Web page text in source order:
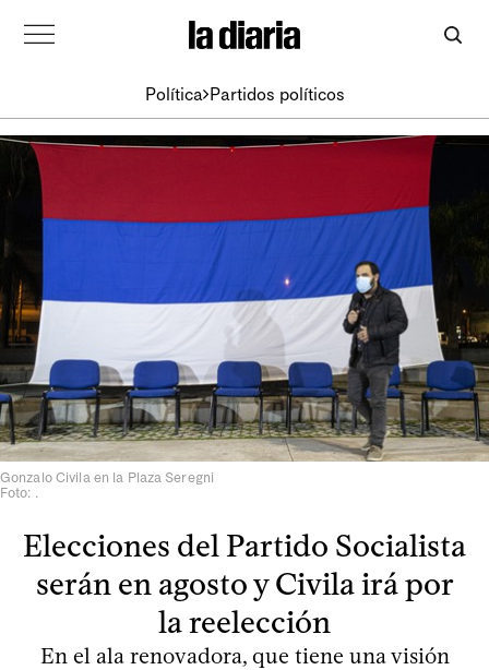
Política Partidos políticos
Gonzalo Civila en la Plaza Seregni
Foto: .
Elecciones del Partido Socialista
serán en agosto y Civila irá por
la reelección
En el ala renovadora, que tiene una visión